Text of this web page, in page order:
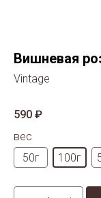
Вишневая
Vintage
590 ₽
вес
50г
100г